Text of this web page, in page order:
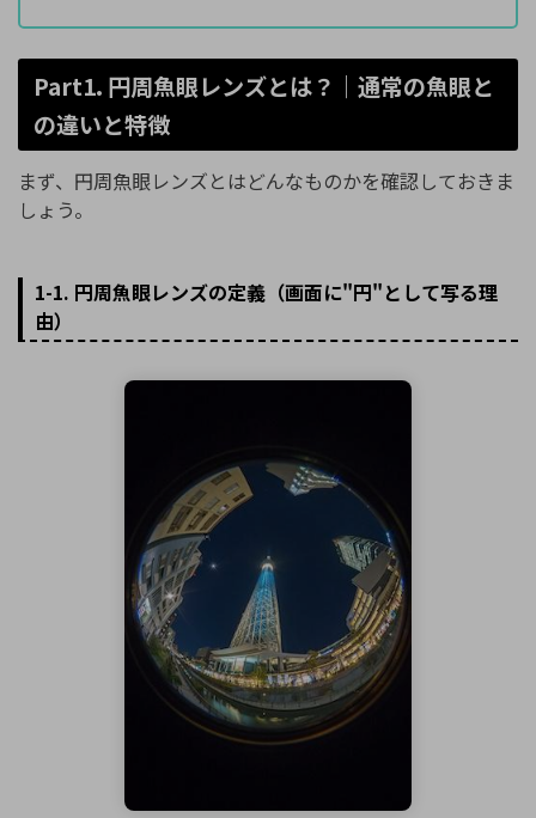
Part1. 円周魚眼レンズとは？｜通常の魚眼と
の違いと特徴
まず、円周魚眼レンズとはどんなものかを確認しておきま
しょう。
1-1. 円周魚眼レンズの定義（画面に"円"として写る理
由）